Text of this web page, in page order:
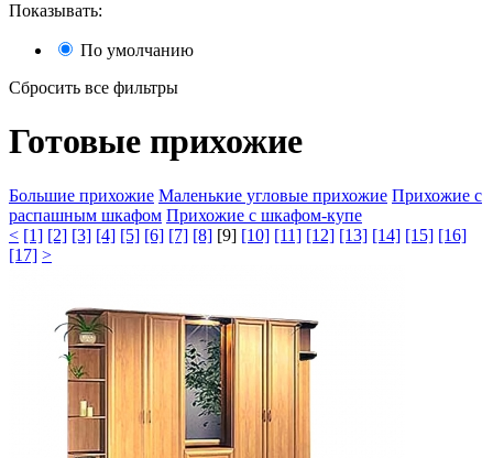
Показывать:
По умолчанию
Сбросить все фильтры
Готовые прихожие
Большие прихожие Маленькие угловые прихожие Прихожие с
распашным шкафом Прихожие с шкафом-купе
< [1] [2] [3] [4] [5] [6] [7] [8] [9] [10] [11] [12] [13] [14] [15] [16]
[17] >